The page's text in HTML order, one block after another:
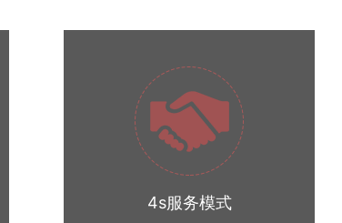
4s服务模式